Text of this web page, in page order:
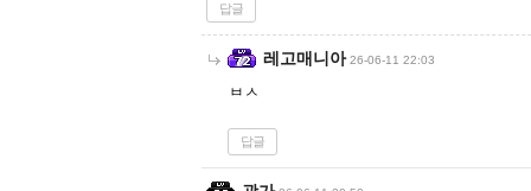
답글
레고매니아 26-06-11 22:03
ㅂㅅ
답글